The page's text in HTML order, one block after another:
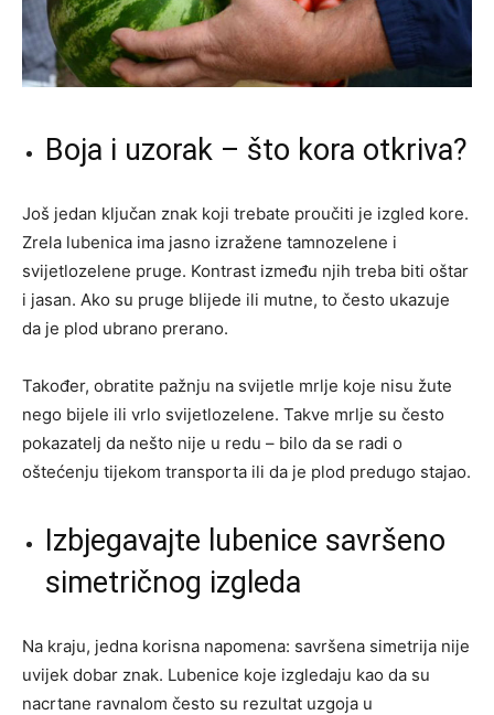
Boja i uzorak – što kora otkriva?
Još jedan ključan znak koji trebate proučiti je izgled kore.
Zrela lubenica ima jasno izražene tamnozelene i
svijetlozelene pruge. Kontrast između njih treba biti oštar
i jasan. Ako su pruge blijede ili mutne, to često ukazuje
da je plod ubrano prerano.
Također, obratite pažnju na svijetle mrlje koje nisu žute
nego bijele ili vrlo svijetlozelene. Takve mrlje su često
pokazatelj da nešto nije u redu – bilo da se radi o
oštećenju tijekom transporta ili da je plod predugo stajao.
Izbjegavajte lubenice savršeno
simetričnog izgleda
Na kraju, jedna korisna napomena: savršena simetrija nije
uvijek dobar znak. Lubenice koje izgledaju kao da su
nacrtane ravnalom često su rezultat uzgoja u